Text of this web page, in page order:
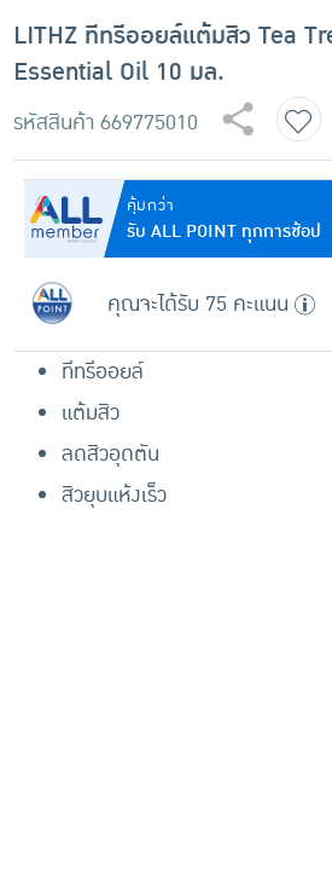
LITHZ ทีทรีออยล์แต้มสิว Tea
Essential Oil 10 มล.
รหัสสินค้า 669775010
คุ้มกว่า
รับ ALL POINT ทุกการช้อป
คุณจะได้รับ 75 คะแนน
ทีทรีออยล์
แต้มสิว
ลดสิวอุดตัน
สิวยุบแห้งเร็ว